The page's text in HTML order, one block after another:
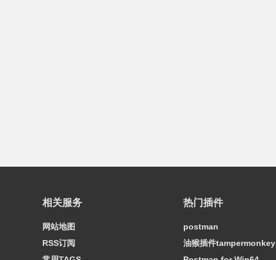
相关服务
网站地图
RSS订阅
热门插件
postman
油猴插件tampermonkey